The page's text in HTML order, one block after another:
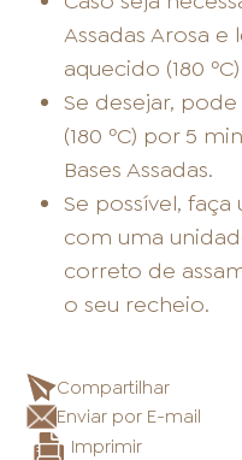
Assadas Arosa
aquecido (180
Se desejar,
(180 ºC) por 5
Bases Assadas.
Se possível,
com uma
correto de
o seu recheio.
Compartilhar
Enviar por E-mail
Imprimir